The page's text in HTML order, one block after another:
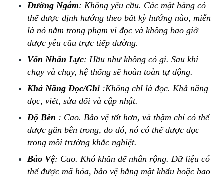
Đường Ngắm: Không yêu cầu. Các mặt hàng có
thể được định hướng theo bất kỳ hướng nào, miễn
là nó nằm trong phạm vi đọc và không bao giờ
được yêu cầu trực tiếp đường.
Vốn Nhân Lực: Hầu như không có gì. Sau khi
chạy và chạy, hệ thống sẽ hoàn toàn tự động.
Khả Năng Đọc/Ghi :Không chỉ là đọc. Khả năng
đọc, viết, sửa đổi và cập nhật.
Độ Bền : Cao. Bảo vệ tốt hơn, và thậm chí có thể
được gắn bên trong, do đó, nó có thể được đọc
trong môi trường khắc nghiệt.
Bảo Vệ: Cao. Khó khăn để nhân rộng. Dữ liệu có
thể được mã hóa, bảo vệ bằng mật khẩu hoặc bao